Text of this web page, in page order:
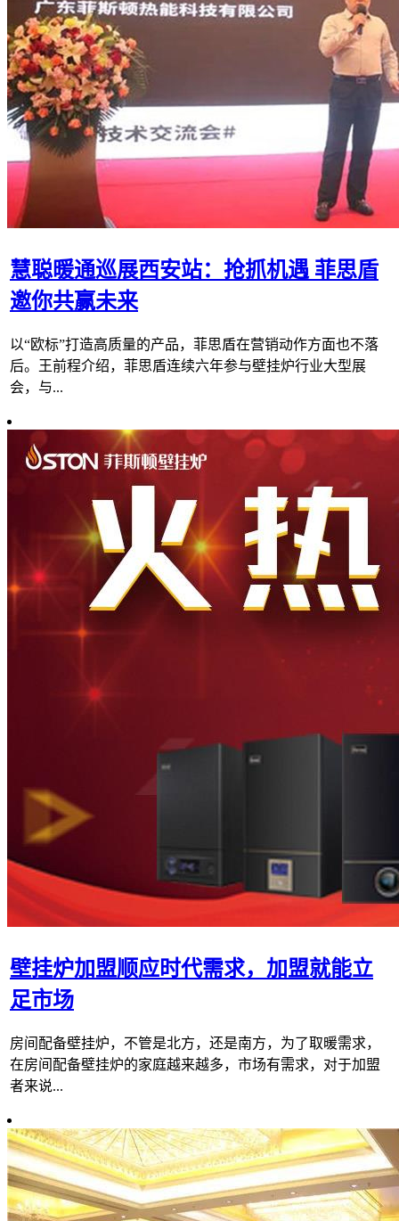
慧聪暖通巡展西安站：抢抓机遇 菲思盾
邀你共赢未来
以“欧标”打造高质量的产品，菲思盾在营销动作方面也不落
后。王前程介绍，菲思盾连续六年参与壁挂炉行业大型展
会，与...
壁挂炉加盟顺应时代需求，加盟就能立
足市场
房间配备壁挂炉，不管是北方，还是南方，为了取暖需求，
在房间配备壁挂炉的家庭越来越多，市场有需求，对于加盟
者来说...